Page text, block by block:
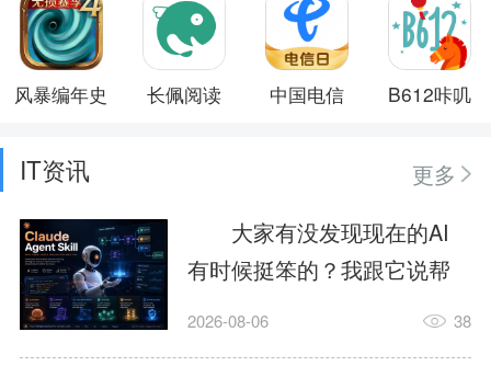
风暴编年史 长佩阅读 中国电信 B612咔叽
IT资讯
更多
大家有没发现现在的AI
有时候挺笨的？我跟它说帮
我订个明天早上的闹钟，它
2026-08-06 38